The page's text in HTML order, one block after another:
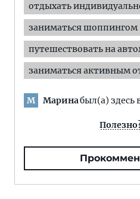
отдыхать
заниматься шоппингом
путешествовать на
заниматься активным
М Маринабыл(а) здесь